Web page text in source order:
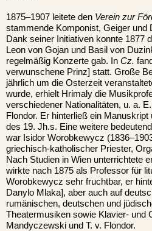
1875–1907 leitete den Verein zur
stammende Komponist, Geiger und
Dank seiner Initiativen konnte 1877
Leon von Gojan und Basil von
regelmäßig Konzerte gab. In Cz.
verwunschene Prinz] statt. Große
jährlich um die Osterzeit
wurde, erhielt Hrimaly die
verschiedener Nationalitäten, u. a.
Flondor. Er hinterließ ein Manuskript
des 19. Jh.s. Eine weitere
war Isidor Worobkewycz
griechisch-katholischer Priester,
Nach Studien in Wien unterrichtete
wirkte nach 1875 als Professor für
Worobkewycz sehr fruchtbar, er
Danylo Mlaka], aber auch auf
rumänischen, deutschen und
Theatermusiken sowie Klavier- und
Mandyczewski und T. v. Flondor.